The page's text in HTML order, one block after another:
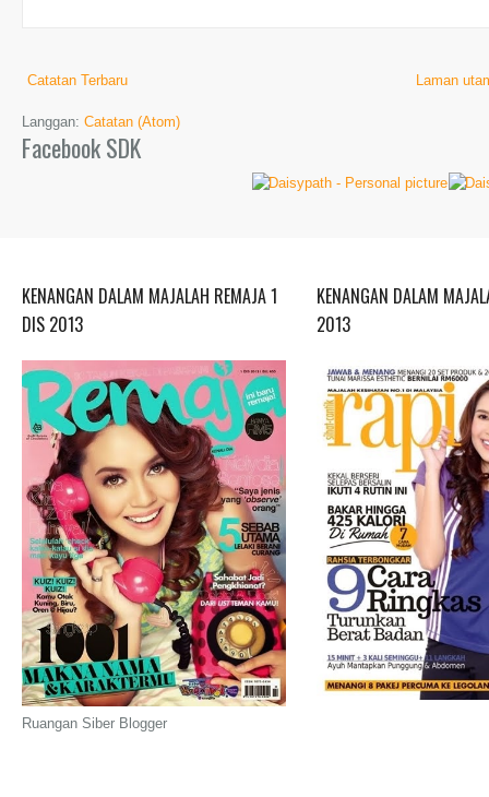
Catatan Terbaru Laman
Langgan: Catatan (Atom)
Facebook SDK
KENANGAN DALAM MAJALAH REMAJA 1
DIS 2013
Ruangan Siber Blogger
KENANGAN DALAM
2013